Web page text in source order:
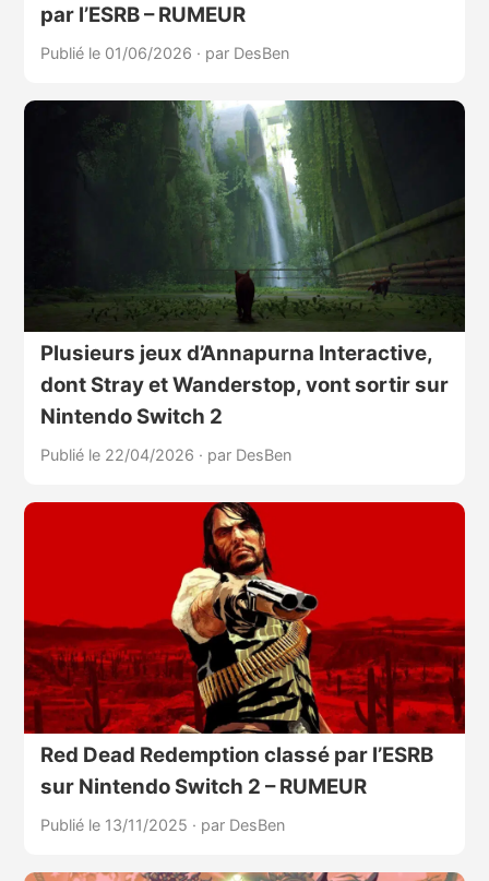
par l’ESRB – RUMEUR
Publié le 01/06/2026 · par DesBen
Plusieurs jeux d’Annapurna Interactive,
dont Stray et Wanderstop, vont sortir sur
Nintendo Switch 2
Publié le 22/04/2026 · par DesBen
Red Dead Redemption classé par l’ESRB
sur Nintendo Switch 2 – RUMEUR
Publié le 13/11/2025 · par DesBen